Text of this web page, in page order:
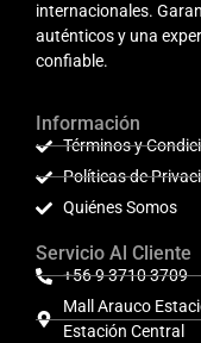
internacionales.
auténticos y una
confiable.
Información
Términos y
Políticas de
Quiénes Somos
Servicio Al Cliente
+56 9 3710 3709
Mall Arauco
Estación Central